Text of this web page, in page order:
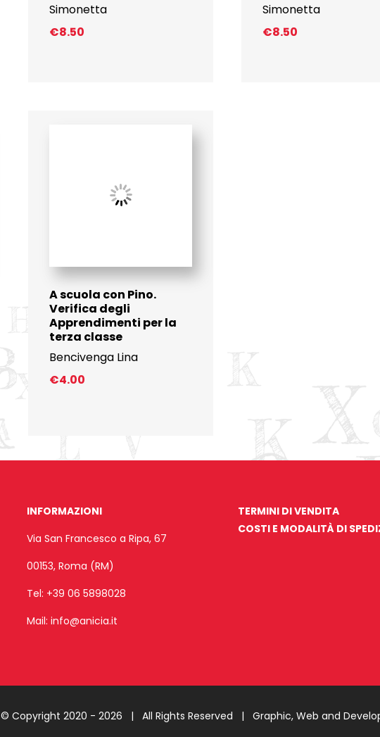
Simonetta
€8.50
Simonetta
€8.50
A scuola con Pino.
Verifica degli
Apprendimenti per la
terza classe
Bencivenga Lina
€4.00
INFORMAZIONI
Via San Francesco a Ripa, 67
00153, Roma (RM)
Tel: +39 06 5898028
Mail: info@anicia.it
TERMINI DI VENDITA
COSTI E MODALITÀ DI
© Copyright 2020 - 2026 | All Rights Reserved | Graphic, Web and